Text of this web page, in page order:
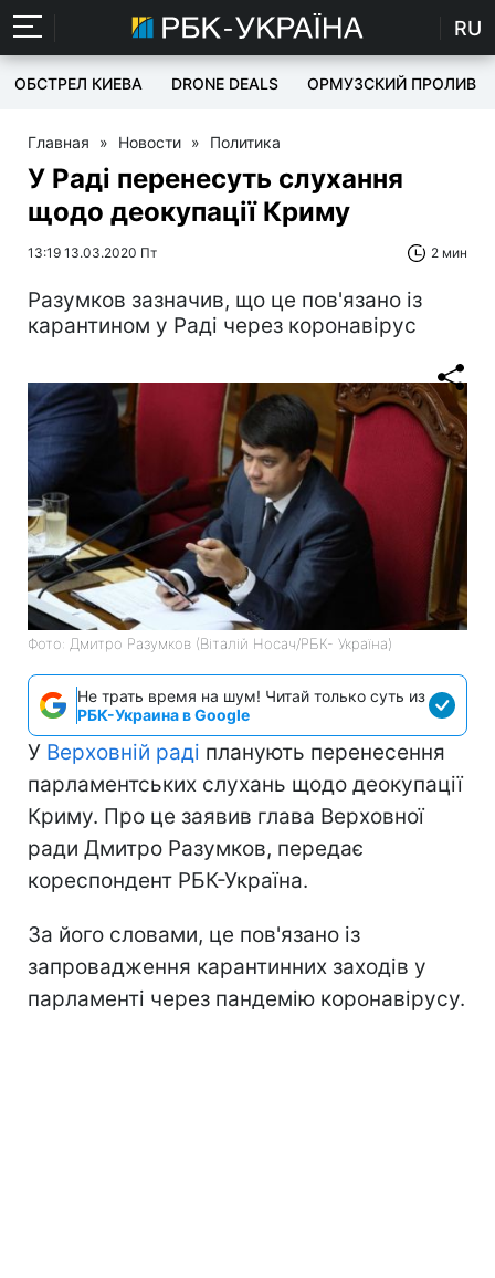
RU
ОБСТРЕЛ КИЕВА DRONE DEALS ОРМУЗСКИЙ ПРОЛИВ
Главная » Новости » Политика
У Раді перенесуть слухання
щодо деокупації Криму
13:19 13.03.2020 Пт 2 мин
Разумков зазначив, що це пов'язано із
карантином у Раді через коронавірус
Фото: Дмитро Разумков (Віталій Носач/РБК- Україна)
Не трать время на шум! Читай только суть из
РБК-Украина в Google
У Верховній раді планують перенесення
парламентських слухань щодо деокупації
Криму. Про це заявив глава Верховної
ради Дмитро Разумков, передає
кореспондент РБК-Україна.
За його словами, це пов'язано із
запровадження карантинних заходів у
парламенті через пандемію коронавірусу.